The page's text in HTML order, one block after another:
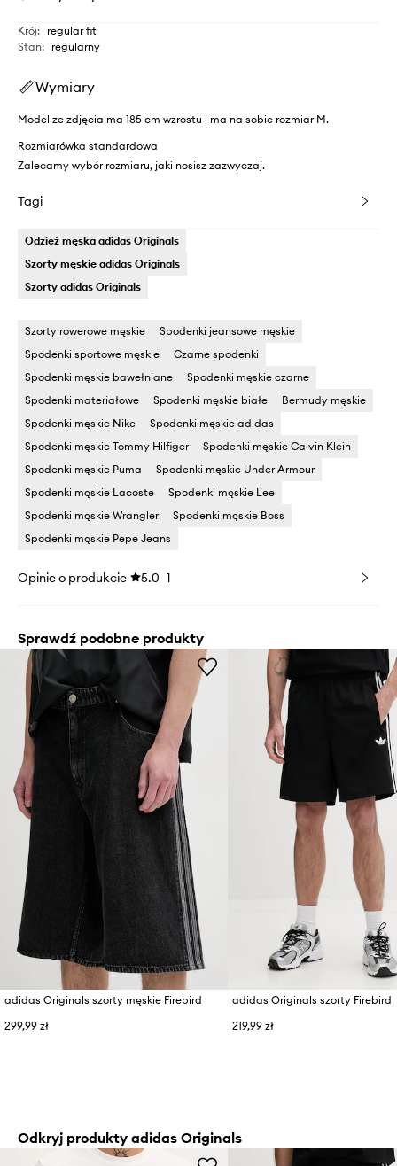
Krój: regular fit
Stan: regularny
Wymiary
Model ze zdjęcia ma 185 cm wzrostu i ma na sobie rozmiar M.
Rozmiarówka standardowa
Zalecamy wybór rozmiaru, jaki nosisz zazwyczaj.
Tagi
Odzież męska adidas Originals
Szorty męskie adidas Originals
Szorty adidas Originals
Szorty rowerowe męskie
Spodenki jeansowe męskie
Spodenki sportowe męskie
Czarne spodenki
Spodenki męskie bawełniane
Spodenki męskie czarne
Spodenki materiałowe
Spodenki męskie białe
Bermudy męskie
Spodenki męskie Nike
Spodenki męskie adidas
Spodenki męskie Tommy Hilfiger
Spodenki męskie Calvin Klein
Spodenki męskie Puma
Spodenki męskie Under Armour
Spodenki męskie Lacoste
Spodenki męskie Lee
Spodenki męskie Wrangler
Spodenki męskie Boss
Spodenki męskie Pepe Jeans
Opinie o produkcie 5.0 1
Sprawdź podobne produkty
adidas Originals szorty męskie Firebird
299,99 zł
adidas Originals szorty Firebird
219,99 zł
Odkryj produkty adidas Originals